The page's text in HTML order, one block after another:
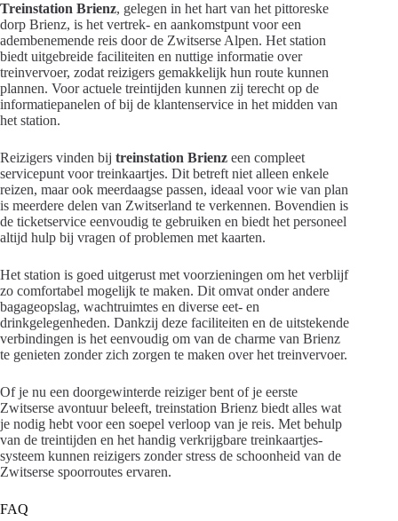
Treinstation Brienz, gelegen in het hart van het pittoreske
dorp Brienz, is het vertrek- en aankomstpunt voor een
adembenemende reis door de Zwitserse Alpen. Het station
biedt uitgebreide faciliteiten en nuttige informatie over
treinvervoer, zodat reizigers gemakkelijk hun route kunnen
plannen. Voor actuele treintijden kunnen zij terecht op de
informatiepanelen of bij de klantenservice in het midden van
het station.
Reizigers vinden bij treinstation Brienz een compleet
servicepunt voor treinkaartjes. Dit betreft niet alleen enkele
reizen, maar ook meerdaagse passen, ideaal voor wie van plan
is meerdere delen van Zwitserland te verkennen. Bovendien is
de ticketservice eenvoudig te gebruiken en biedt het personeel
altijd hulp bij vragen of problemen met kaarten.
Het station is goed uitgerust met voorzieningen om het verblijf
zo comfortabel mogelijk te maken. Dit omvat onder andere
bagageopslag, wachtruimtes en diverse eet- en
drinkgelegenheden. Dankzij deze faciliteiten en de uitstekende
verbindingen is het eenvoudig om van de charme van Brienz
te genieten zonder zich zorgen te maken over het treinvervoer.
Of je nu een doorgewinterde reiziger bent of je eerste
Zwitserse avontuur beleeft, treinstation Brienz biedt alles wat
je nodig hebt voor een soepel verloop van je reis. Met behulp
van de treintijden en het handig verkrijgbare treinkaartjes-
systeem kunnen reizigers zonder stress de schoonheid van de
Zwitserse spoorroutes ervaren.
FAQ